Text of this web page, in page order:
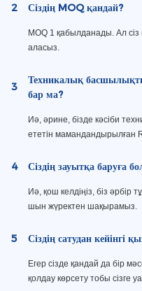
2 Сіздің MOQ қандай?
MOQ 1 қабылданады. Ал
аласыз.
3
Техникалық
бар ма?
Иә, әрине, бізде кәсіби
ететін мамандандырылған
4 Сіздің зауытқа баруға
Иә, қош келдіңіз, біз әрбір
шын жүректен шақырамыз.
5 Сіздің сатудан кейінгі
Егер сізде қандай да бір
қолдау көрсету тобы сізге